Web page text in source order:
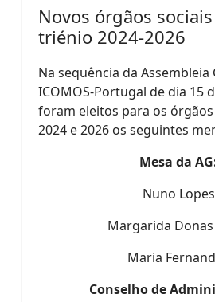
Novos órgãos
triénio 2024-2026
Na sequência da Assembleia
ICOMOS-Portugal dedia 15
foram eleitos para os
2024 e 2026 os seguintes
Mesa da
Nuno Lopes
Margarida
Maria
Conselho de